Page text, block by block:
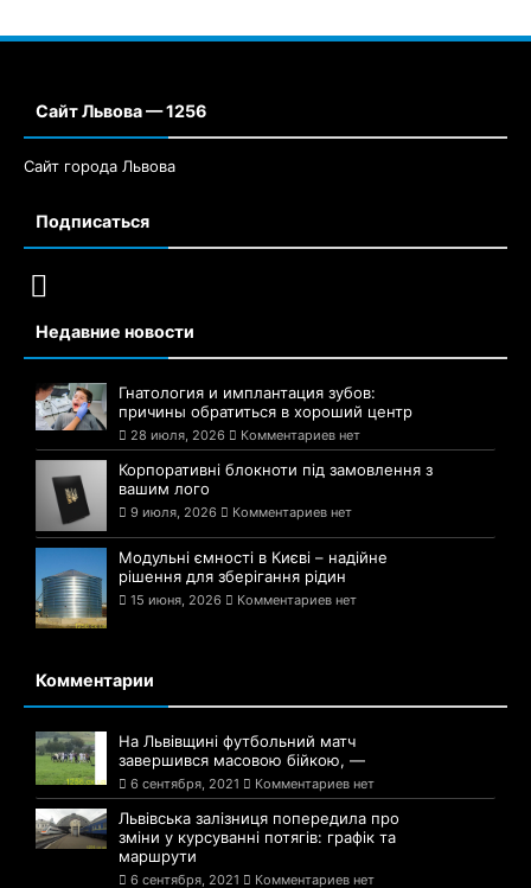
Сайт Львова — 1256
Сайт города Львова
Подписаться
Недавние новости
Гнатология и имплантация зубов:
причины обратиться в хороший центр
28 июля, 2026 Комментариев нет
Корпоративні блокноти під замовлення з
вашим лого
9 июля, 2026 Комментариев нет
Модульні ємності в Києві – надійне
рішення для зберігання рідин
15 июня, 2026 Комментариев нет
Комментарии
На Львівщині футбольний матч
завершився масовою бійкою, —
6 сентября, 2021 Комментариев нет
Львівська залізниця попередила про
зміни у курсуванні потягів: графік та
маршрути
6 сентября, 2021 Комментариев нет